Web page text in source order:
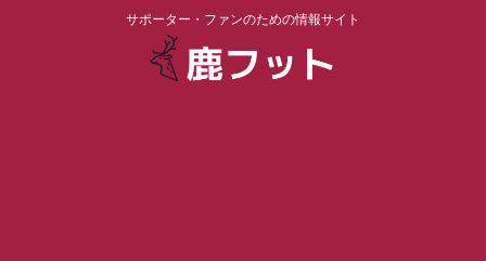
サポーター・ファンのための情報サイト